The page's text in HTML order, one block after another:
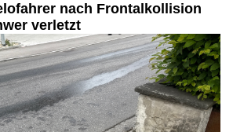
nach Frontalkollision
verletzt